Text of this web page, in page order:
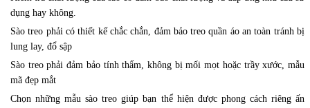
dụng hay không.
Sào treo phải có thiết kế chắc chắn, đảm bảo treo quần áo an toàn tránh bị
lung lay, đổ sập
Sào treo phải đảm bảo tính thẩm, không bị mối mọt hoặc trầy xước, mẫu
mã đẹp mắt
Chọn những mẫu sào treo giúp bạn thể hiện được phong cách riêng ấn